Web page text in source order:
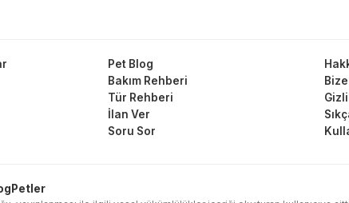
Pet Blog
Bakım Rehberi
Tür Rehberi
İlan Ver
Soru Sor
Bize
Petler